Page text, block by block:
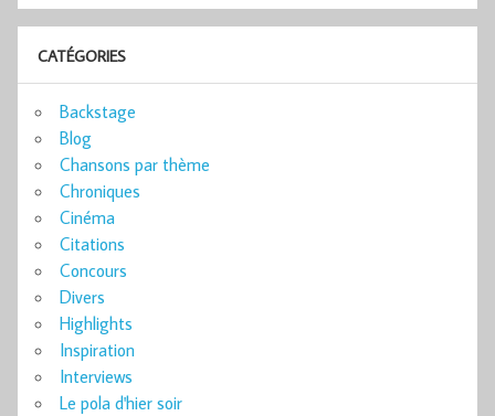
CATÉGORIES
Backstage
Blog
Chansons par thème
Chroniques
Cinéma
Citations
Concours
Divers
Highlights
Inspiration
Interviews
Le pola d'hier soir